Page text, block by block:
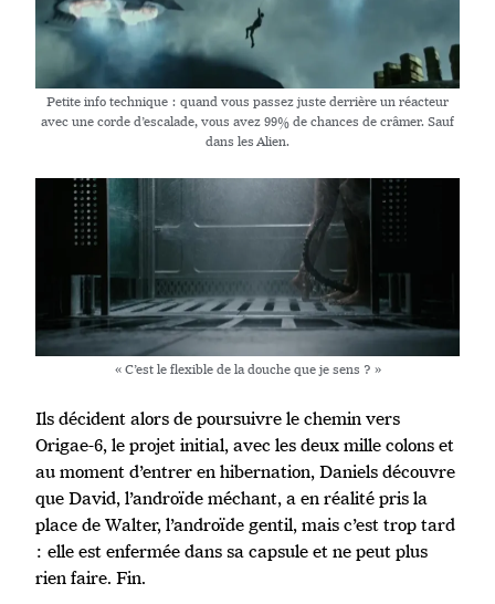
Petite info technique : quand vous passez juste derrière un réacteur
avec une corde d’escalade, vous avez 99% de chances de crâmer. Sauf
dans les Alien.
« C’est le flexible de la douche que je sens ? »
Ils décident alors de poursuivre le chemin vers
Origae-6, le projet initial, avec les deux mille colons et
au moment d’entrer en hibernation, Daniels découvre
que David, l’androïde méchant, a en réalité pris la
place de Walter, l’androïde gentil, mais c’est trop tard
: elle est enfermée dans sa capsule et ne peut plus
rien faire. Fin.